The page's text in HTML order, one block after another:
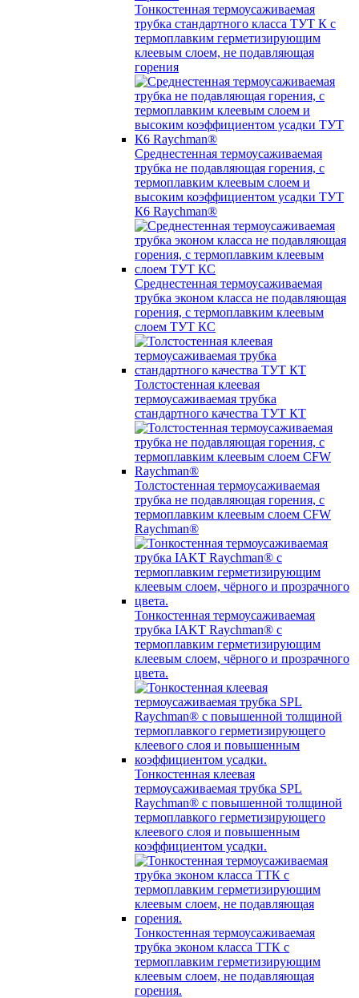
Тонкостенная термоусаживаемая
трубка стандартного класса ТУТ К с
термоплавким герметизирующим
клеевым слоем, не подавляющая
горения
Среднестенная термоусаживаемая
трубка не подавляющая горения, с
термоплавким клеевым слоем и
высоким коэффициентом усадки ТУТ
К6 Raychman®
Среднестенная термоусаживаемая
трубка эконом класса не подавляющая
горения, с термоплавким клеевым
слоем ТУТ КС
Толстостенная клеевая
термоусаживаемая трубка
стандартного качества ТУТ КТ
Толстостенная термоусаживаемая
трубка не подавляющая горения, с
термоплавким клеевым слоем CFW
Raychman®
Тонкостенная термоусаживаемая
трубка IAKT Raychman® с
термоплавким герметизирующим
клеевым слоем, чёрного и прозрачного
цвета.
Тонкостенная клеевая
термоусаживаемая трубка SPL
Raychman® с повышенной толщиной
термоплавкого герметизирующего
клеевого слоя и повышенным
коэффициентом усадки.
Тонкостенная термоусаживаемая
трубка эконом класса ТТК с
термоплавким герметизирующим
клеевым слоем, не подавляющая
горения.